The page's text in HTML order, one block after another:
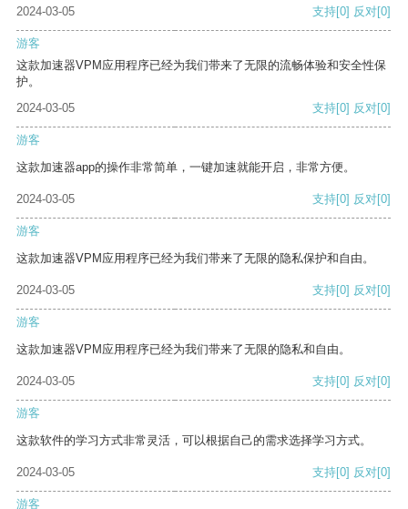
2024-03-05
支持[0] 反对[0]
游客
这款加速器VPM应用程序已经为我们带来了无限的流畅体验和安全性保
护。
2024-03-05
支持[0] 反对[0]
游客
这款加速器app的操作非常简单，一键加速就能开启，非常方便。
2024-03-05 支持[0] 反对[0]
游客
这款加速器VPM应用程序已经为我们带来了无限的隐私保护和自由。
2024-03-05 支持[0] 反对[0]
游客
这款加速器VPM应用程序已经为我们带来了无限的隐私和自由。
2024-03-05 支持[0] 反对[0]
游客
这款软件的学习方式非常灵活，可以根据自己的需求选择学习方式。
2024-03-05 支持[0] 反对[0]
游客